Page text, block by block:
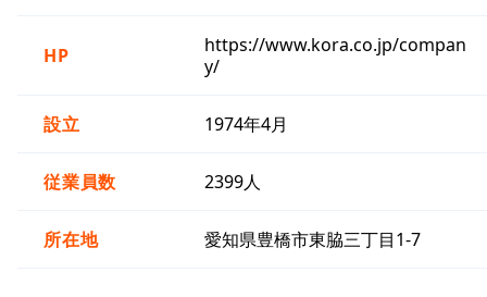
HP
https://www.kora.co.jp/compan
y/
設立 1974年4月
従業員数 2399人
所在地 愛知県豊橋市東脇三丁目1-7